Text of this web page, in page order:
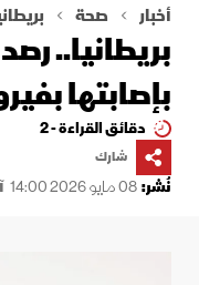
أخبار صحة
بريطانيا..
بإصابتها
دقائق القراءة - 2
شارك
نُشر:08 مايو 2026 14:00